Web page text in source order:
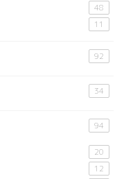
48
11
92
34
94
20
12